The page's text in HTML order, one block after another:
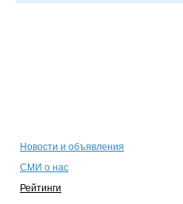
Новости и объявления
СМИ о нас
Рейтинги